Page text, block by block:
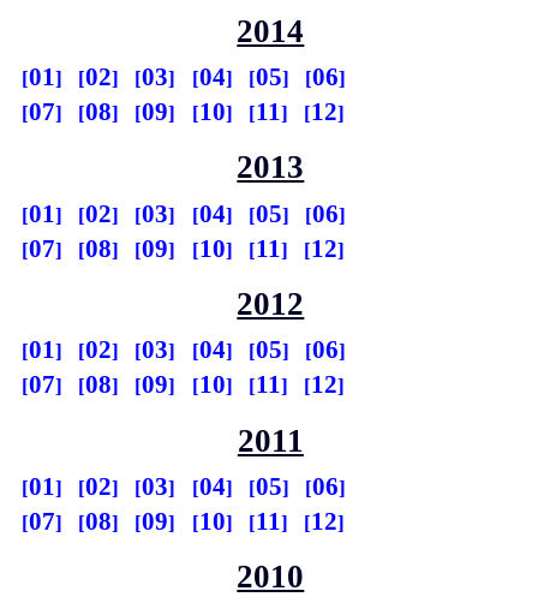
2014
01 02 03 04 05
06
07
08 09 10 11 12
2013
01 02 03 04 05
06
07
08 09 10 11 12
2012
01 02 03 04 05
06
07
08 09 10 11 12
2011
01 02 03 04 05
06
07
08 09 10 11 12
2010